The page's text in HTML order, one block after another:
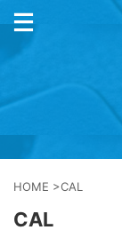
HOME >CAL
CAL